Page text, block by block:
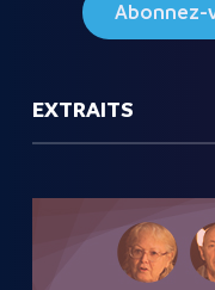
Abonnez-
EXTRAITS